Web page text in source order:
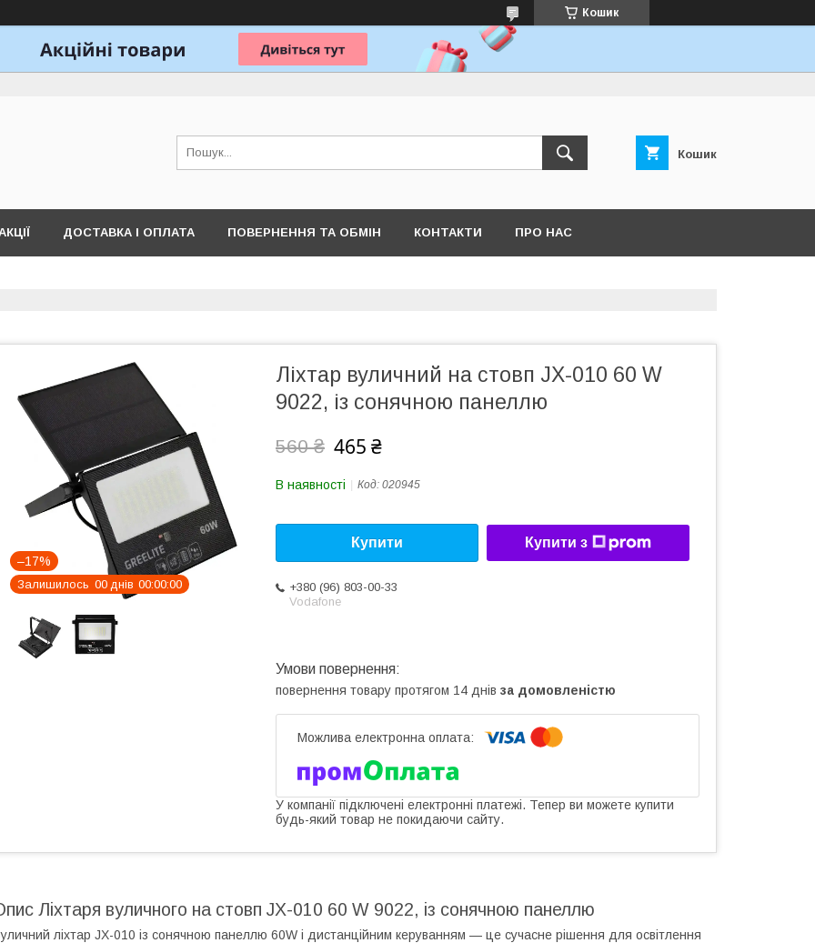
Кошик
Кошик
ДОСТАВКА І ОПЛАТА ПОВЕРНЕННЯ ТА ОБМІН КОНТАКТИ ПРО НАС
–17%
Залишилось 00 днів 00 00 00
Ліхтар вуличний на стовп JX-010 60 W
9022, із сонячною панеллю
560 ₴ 465 ₴
В наявності Код: 020945
Купити Купити з
+380 (96) 803-00-33
Vodafone
повернення товару протягом 14 днів за домовленістю
У компанії підключені електронні платежі. Тепер ви можете купити
будь-який товар не покидаючи сайту.
Ліхтаря вуличного на стовп JX-010 60 W 9022, із сонячною панеллю
ліхтар JX-010 із сонячною панеллю 60W і дистанційним керуванням — це сучасне рішення для освітлення